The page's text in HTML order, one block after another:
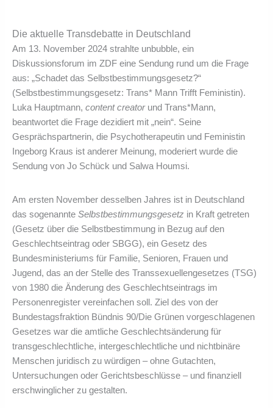
Die aktuelle Transdebatte in Deutschland
Am 13. November 2024 strahlte unbubble, ein
Diskussionsforum im ZDF eine Sendung rund um die Frage
aus: „Schadet das Selbstbestimmungsgesetz?“
(Selbstbestimmungsgesetz: Trans* Mann Trifft Feministin).
Luka Hauptmann, content creatorund Trans*Mann,
beantwortet die Frage dezidiert mit „nein“. Seine
Gesprächspartnerin, die Psychotherapeutin und Feministin
Ingeborg Kraus ist anderer Meinung, moderiert wurde die
Sendung von Jo Schück und Salwa Houmsi.
Am ersten November desselben Jahres ist in Deutschland
das sogenannte Selbstbestimmungsgesetzin Kraft getreten
(Gesetz über die Selbstbestimmung in Bezug auf den
Geschlechtseintrag oder SBGG), ein Gesetz des
Bundesministeriums für Familie, Senioren, Frauen und
Jugend, das an der Stelle des Transsexuellengesetzes (TSG)
von 1980 die Änderung des Geschlechtseintrags im
Personenregister vereinfachen soll. Ziel des von der
Bundestagsfraktion Bündnis 90/Die Grünen vorgeschlagenen
Gesetzes war die amtliche Geschlechtsänderung für
transgeschlechtliche, intergeschlechtliche und nichtbinäre
Menschen juridisch zu würdigen – ohne Gutachten,
Untersuchungen oder Gerichtsbeschlüsse – und finanziell
erschwinglicher zu gestalten.